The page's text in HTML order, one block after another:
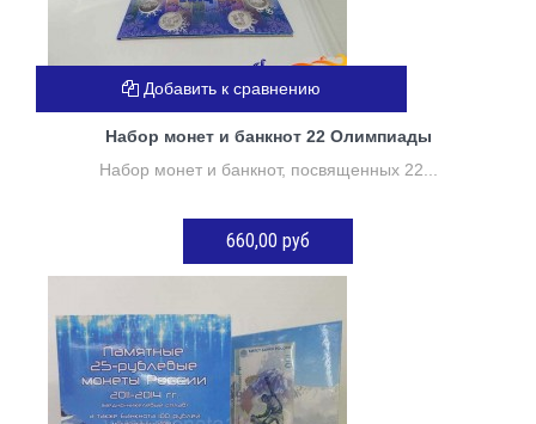
Набор монет и банкнот 22 Олимпиады
Набор монет и банкнот, посвященных 22...
660,00 руб
Добавить к сравнению